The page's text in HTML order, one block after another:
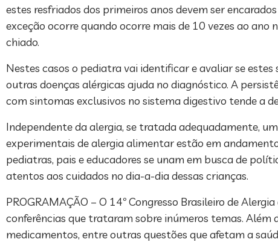
estes resfriados dos primeiros anos devem ser
exceção ocorre quando ocorre mais de 10 vezes ao
chiado.
Nestes casos o pediatra vai identificar e avaliar se
outras doenças alérgicas ajuda no diagnóstico. A
com sintomas exclusivos no sistema digestivo tende a
Independente da alergia, se tratada adequadamente,
experimentais de alergia alimentar estão em
pediatras, pais e educadores se unam em busca de
atentos aos cuidados no dia-a-dia dessas crianças.
PROGRAMAÇÃO – O 14º Congresso Brasileiro de
conferências que trataram sobre inúmeros temas.
medicamentos, entre outras questões que afetam a